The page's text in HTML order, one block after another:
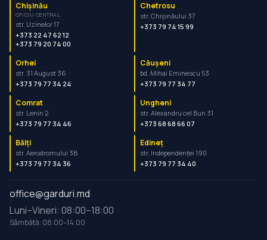
Chișinău
OFICIU CENTRAL
str. Uzinelor 17
+373 22 47 62 12
+373 79 20 74 00
Chetrosu
str. Chișinăului 37
+373 79 74 15 99
Orhei
str. 31 August 36
+373 79 77 34 24
Căușeni
bd. Mihai Eminescu 53
+373 79 77 34 77
Comrat
str. Lenin 2
+373 79 77 34 46
Ungheni
str. Alexandru cel Bun 31
+373 68 68 66 07
Bălți
str. Aerodromului 3B
+373 79 77 34 36
Edineț
str. Independenței 190
+373 79 77 34 40
office@garduri.md
Luni–Vineri: 08:00–18:00
Sâmbătă: 08:00–14:00